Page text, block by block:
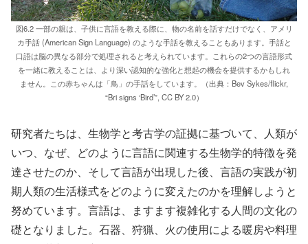
図6.2 一部の親は、子供に言語を教える際に、物の名前を話すだけでなく、アメリ
カ手話 (American Sign Language) のような手話を教えることもあります。手話と
口語は脳の異なる部分で処理されると考えられています。これらの2つの言語形式
を一緒に教えることは、より深い認知的な強化と想起の機会を提供するかもしれ
ません。この赤ちゃんは「鳥」の手話をしています。（出典：Bev Sykes/flickr,
“Bri signs ‘Bird’”, CC BY 2.0）
研究者たちは、生物学と考古学の証拠に基づいて、人類が
いつ、なぜ、どのように言語に関連する生物学的特徴を発
達させたのか、そして言語が出現した後、言語の実践が初
期人類の生活様式をどのように変えたのかを理解しようと
努めています。言語は、ますます複雑化する人間の文化の
礎となりました。石器、狩猟、火の使用による暖房や料理